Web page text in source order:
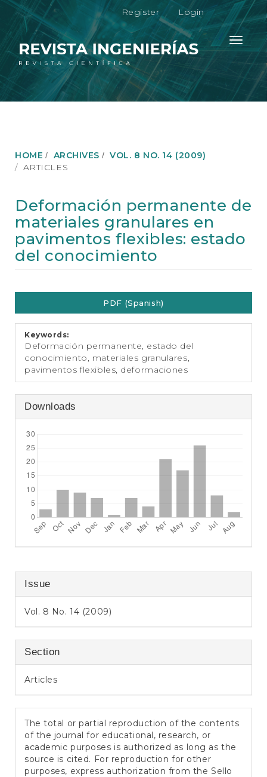
M
a
n
N
a
g
n
M
n
C
n
t
t
i
Register Login
Toggle
HOME ARCHIVES
VOL. 8 NO. 14 (2009)
ARTICLES
Deformación permanente de
materiales granulares en
pavimentos flexibles: estado
del conocimiento
Article
Sidebar
PDF (Spanish)
Keywords:
Deformación permanente, estado del
conocimiento, materiales granulares,
pavimentos flexibles, deformaciones
Downloads
Issue
Vol. 8 No. 14 (2009)
Section
Articles
The total or partial reproduction of the contents
of the journal for educational, research, or
academic purposes is authorized as long as the
source is cited. For reproduction for other
purposes, express authorization from the Sello